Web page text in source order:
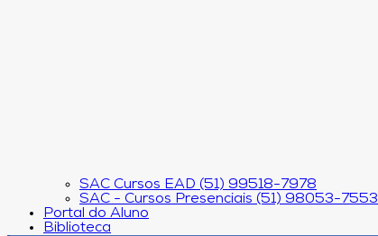
SAC Cursos EAD (51) 99518-7978
SAC - Cursos Presenciais (51) 98053-7553
Portal do Aluno
Biblioteca